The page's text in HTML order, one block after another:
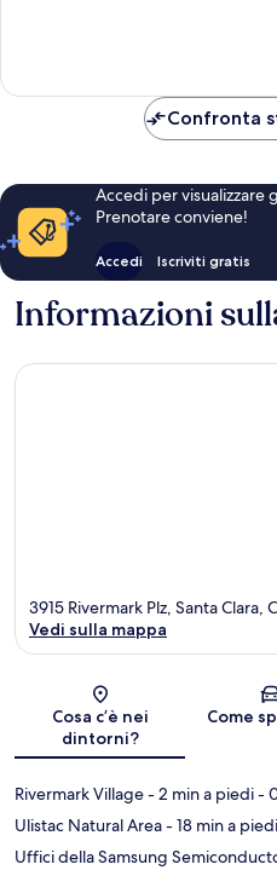
Confronta
Accedi per visualizzare
Prenotare conviene!
Accedi Iscriviti gratis
Informazioni
3915 Rivermark Plz, Santa Clara,
Vedi sulla mappa
Cosa c’è nei
dintorni?
Come
Rivermark Village- 2 min a piedi-
Ulistac Natural Area- 18 min a piedi
Uffici della Samsung